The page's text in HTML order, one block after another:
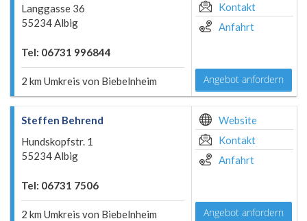
Langgasse 36
55234 Albig
Tel: 06731 996844
2 km Umkreis von Biebelnheim
Kontakt
Anfahrt
Angebot anfordern
Steffen Behrend
Hundskopfstr. 1
55234 Albig
Tel: 06731 7506
2 km Umkreis von Biebelnheim
Website
Kontakt
Anfahrt
Angebot anfordern